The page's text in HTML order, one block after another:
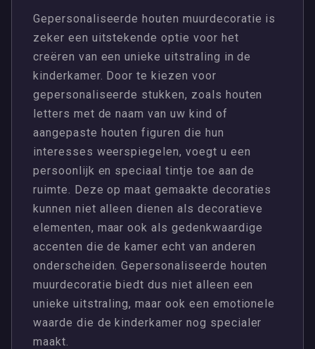
Gepersonaliseerde houten muurdecoratie is
zeker een uitstekende optie voor het
creëren van een unieke uitstraling in de
kinderkamer. Door te kiezen voor
gepersonaliseerde stukken, zoals houten
letters met de naam van uw kind of
aangepaste houten figuren die hun
interesses weerspiegelen, voegt u een
persoonlijk en speciaal tintje toe aan de
ruimte. Deze op maat gemaakte decoraties
kunnen niet alleen dienen als decoratieve
elementen, maar ook als gedenkwaardige
accenten die de kamer echt van anderen
onderscheiden. Gepersonaliseerde houten
muurdecoratie biedt dus niet alleen een
unieke uitstraling, maar ook een emotionele
waarde die de kinderkamer nog specialer
maakt.